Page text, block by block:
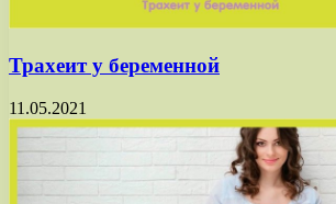
Трахеит у беременной
11.05.2021